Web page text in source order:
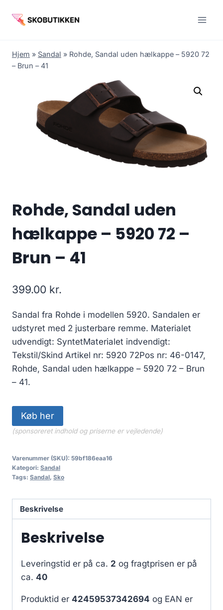
Hjem » Sandal » Rohde, Sandal uden hælkappe – 5920 72
– Brun – 41
Rohde, Sandal uden
hælkappe – 5920 72 –
Brun – 41
399.00 kr.
Sandal fra Rohde i modellen 5920. Sandalen er
udstyret med 2 justerbare remme. Materialet
udvendigt: SyntetMaterialet indvendigt:
Tekstil/Skind Artikel nr: 5920 72Pos nr: 46-0147,
Rohde, Sandal uden hælkappe – 5920 72 – Brun
– 41.
Køb her
(sponsoreret indhold og priserne er vejledende)
Varenummer (SKU): 59bf186eaa16
Kategori: Sandal
Tags: Sandal, Sko
Beskrivelse
Beskrivelse
Leveringstid er på ca. 2 og fragtprisen er på
ca. 40
Produktid er 42459537342694 og EAN er